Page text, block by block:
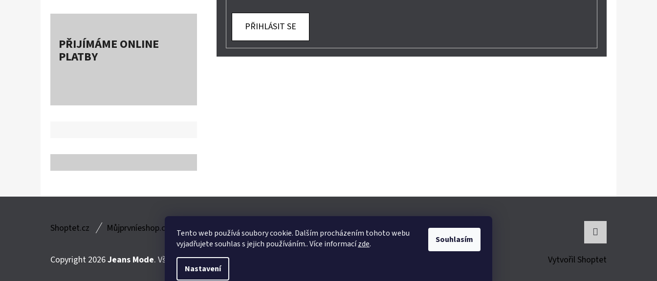
Tento web používá soubory cookie. Dalším procházením tohoto webu
vyjadřujete souhlas s jejich používáním.. Více informacízde.
Nastavení
Souhlasím
PŘIJÍMÁME ONLINE
PLATBY
PŘIHLÁSIT SE
Shoptet.cz
Můjprvníeshop.cz
Vytvořil Shoptet
Copyright 2026Jeans Mode. Všechna práva vyhrazena.